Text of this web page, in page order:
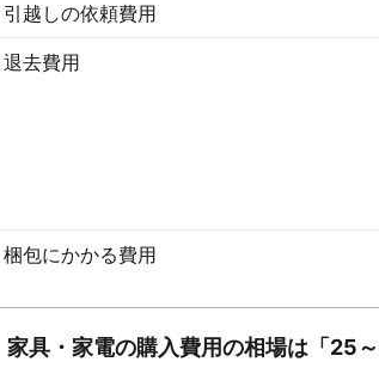
引越しの依頼費用
退去費用
梱包にかかる費用
家具・家電の購入費用の相場は「25～